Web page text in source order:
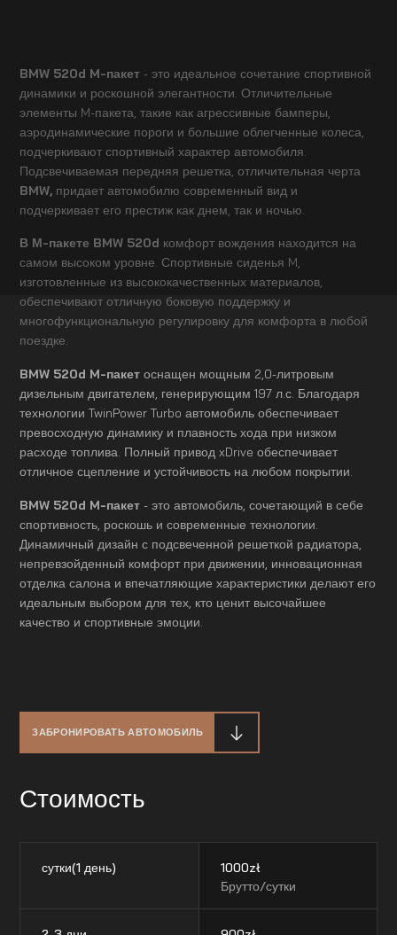
BMW 520d M-пакет - это идеальное сочетание спортивной
динамики и роскошной элегантности. Отличительные
элементы M-пакета, такие как агрессивные бамперы,
аэродинамические пороги и большие облегченные колеса,
подчеркивают спортивный характер автомобиля.
Подсвечиваемая передняя решетка, отличительная черта
BMW, придает автомобилю современный вид и
подчеркивает его престиж как днем, так и ночью.
В М-пакете BMW 520d комфорт вождения находится на
самом высоком уровне. Спортивные сиденья M,
изготовленные из высококачественных материалов,
обеспечивают отличную боковую поддержку и
многофункциональную регулировку для комфорта в любой
поездке.
BMW 520d M-пакетоснащен мощным 2,0-литровым
дизельным двигателем, генерирующим 197 л.с. Благодаря
технологии TwinPower Turbo автомобиль обеспечивает
превосходную динамику и плавность хода при низком
расходе топлива. Полный привод xDrive обеспечивает
отличное сцепление и устойчивость на любом покрытии.
BMW 520d M-пакет- это автомобиль, сочетающий в себе
спортивность, роскошь и современные технологии.
Динамичный дизайн с подсвеченной решеткой радиатора,
непревзойденный комфорт при движении, инновационная
отделка салона и впечатляющие характеристики делают его
идеальным выбором для тех, кто ценит высочайшее
качество и спортивные эмоции.
ЗАБРОНИРОВАТЬ АВТОМОБИЛЬ
Стоимость
сутки(1 день) 1000zł
Брутто/сутки